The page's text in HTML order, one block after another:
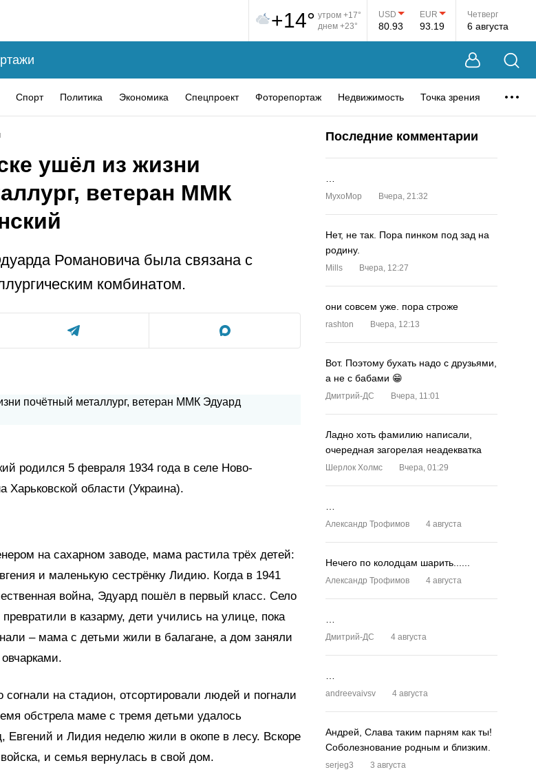
+14° утром +17°
днем +23°
USD
80.93
EUR
93.19
Четверг
6 августа
Спорт Политика Экономика Спецпроект Фоторепортаж Недвижимость Точка зрения
ушёл из жизни
ветеран ММК
Романовича была связана с
комбинатом.
родился 5 февраля 1934 года в селе Ново-
Харьковской области (Украина).
на сахарном заводе, мама растила трёх детей:
и маленькую сестрёнку Лидию. Когда в 1941
война, Эдуард пошёл в первый класс. Село
в казарму, дети учились на улице, пока
– мама с детьми жили в балагане, а дом заняли
согнали на стадион, отсортировали людей и погнали
обстрела маме с тремя детьми удалось
Евгений и Лидия неделю жили в окопе в лесу. Вскоре
и семья вернулась в свой дом.
Последние комментарии
MyxoMop Вчера, 21:32
Нет, не так. Пора пинком под зад на
родину.
Mills Вчера, 12:27
они совсем уже. пора строже
rashton Вчера, 12:13
Вот. Поэтому бухать надо с друзьями,
а не с бабами 😁
Дмитрий-ДС Вчера, 11:01
Ладно хоть фамилию написали,
очередная загорелая неадекватка
Шерлок Холмс Вчера, 01:29
Александр Трофимов 4 августа
Нечего по колодцам шарить......
Александр Трофимов 4 августа
Дмитрий-ДС 4 августа
andreevaivsv 4 августа
Андрей, Слава таким парням как ты!
Соболезнование родным и близким.
serjeg3 3 августа